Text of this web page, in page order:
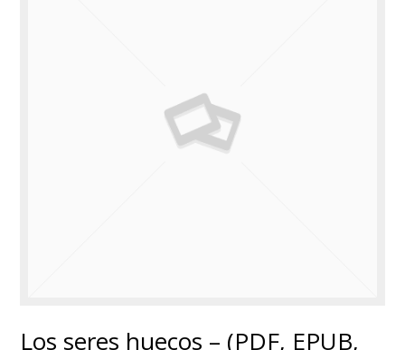
Los seres huecos – (PDF, EPUB,